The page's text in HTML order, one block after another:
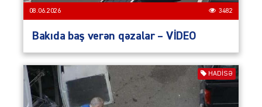
08.06.2026 3482
Bakıda baş verən qəzalar – VİDEO
HADISƏ